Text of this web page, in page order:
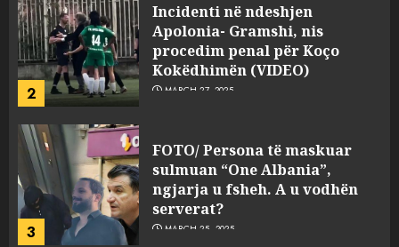
2
Incidenti në ndeshjen
Apolonia- Gramshi, nis
procedim penal për Koço
Kokëdhimën (VIDEO)
MARCH 27, 2025
3
FOTO/ Persona të maskuar
sulmuan “One Albania”,
ngjarja u fsheh. A u vodhën
serverat?
MARCH 25, 2025